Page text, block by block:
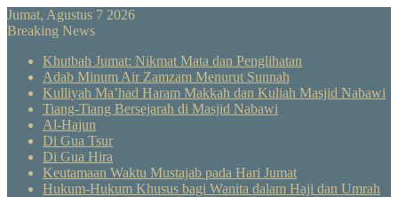
Jumat, Agustus 7 2026
Breaking News
Khutbah Jumat: Nikmat Mata dan Penglihatan
Adab Minum Air Zamzam Menurut Sunnah
Kulliyah Ma’had Haram Makkah dan Kuliah Masjid Nabawi
Tiang-Tiang Bersejarah di Masjid Nabawi
Al-Hajun
Di Gua Tsur
Di Gua Hira
Keutamaan Waktu Mustajab pada Hari Jumat
Hukum-Hukum Khusus bagi Wanita dalam Haji dan Umrah